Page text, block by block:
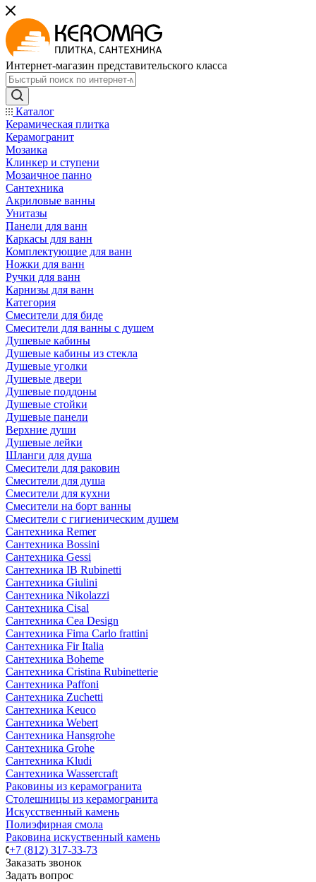
Интернет-магазин представительского класса
Каталог
Керамическая плитка
Керамогранит
Мозаика
Клинкер и ступени
Мозаичное панно
Сантехника
Акриловые ванны
Унитазы
Панели для ванн
Каркасы для ванн
Комплектующие для ванн
Ножки для ванн
Ручки для ванн
Карнизы для ванн
Категория
Смесители для биде
Смесители для ванны с душем
Душевые кабины
Душевые кабины из стекла
Душевые уголки
Душевые двери
Душевые поддоны
Душевые стойки
Душевые панели
Верхние души
Душевые лейки
Шланги для душа
Смесители для раковин
Смесители для душа
Смесители для кухни
Смесители на борт ванны
Смесители с гигиеническим душем
Сантехника Remer
Сантехника Bossini
Сантехника Gessi
Сантехника IB Rubinetti
Сантехника Giulini
Сантехника Nikolazzi
Сантехника Cisal
Сантехника Cea Design
Сантехника Fima Carlo frattini
Сантехника Fir Italia
Сантехника Boheme
Сантехника Cristina Rubinetterie
Сантехника Paffoni
Сантехника Zuchetti
Сантехника Keuco
Сантехника Webert
Сантехника Hansgrohe
Сантехника Grohe
Сантехника Kludi
Сантехника Wassercraft
Раковины из керамогранита
Столешницы из керамогранита
Искусственный камень
Полиэфирная смола
Раковина искуственный камень
+7 (812) 317-33-73
Заказать звонок
Задать вопрос